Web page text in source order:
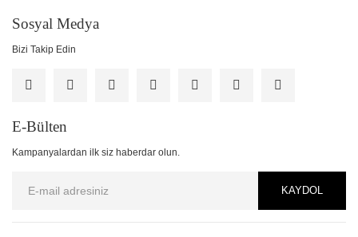
Sosyal Medya
Bizi Takip Edin
E-Bülten
Kampanyalardan ilk siz haberdar olun.
KAYDOL